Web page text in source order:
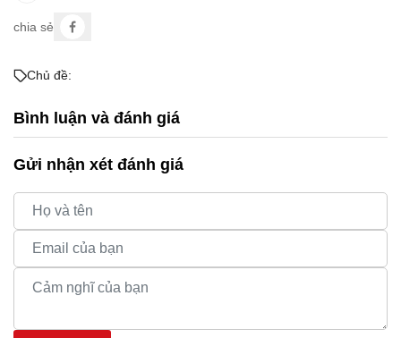
chia sẻ
Chủ đề:
Bình luận và đánh giá
Gửi nhận xét đánh giá